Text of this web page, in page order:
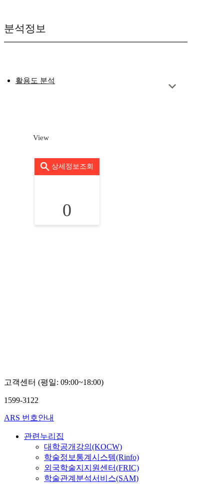
분석정보
활용도 분석
View
상세정보조회
0
고객센터 (평일: 09:00~18:00)
1599-3122
ARS 번호안내
관련누리집
대학공개강의(KOCW)
학술정보통계시스템(Rinfo)
외국학술지지원센터(FRIC)
학술관계분석서비스(SAM)